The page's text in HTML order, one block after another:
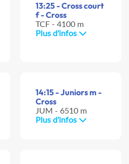
13:25 - Cross court
f - Cross
TCF - 4100 m
Plus d'infos
14:15 - Juniors m -
Cross
JUM - 6510 m
Plus d'infos